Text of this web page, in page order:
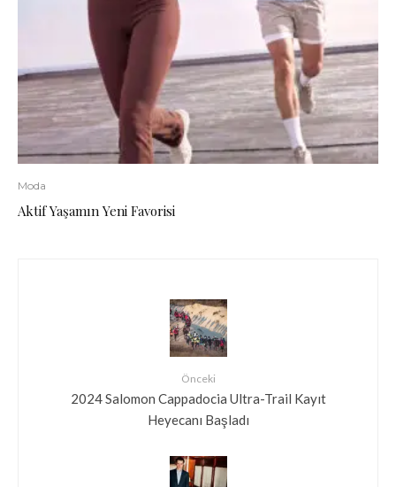
Moda
Aktif Yaşamın Yeni Favorisi
Önceki
2024 Salomon Cappadocia Ultra-Trail Kayıt
Heyecanı Başladı